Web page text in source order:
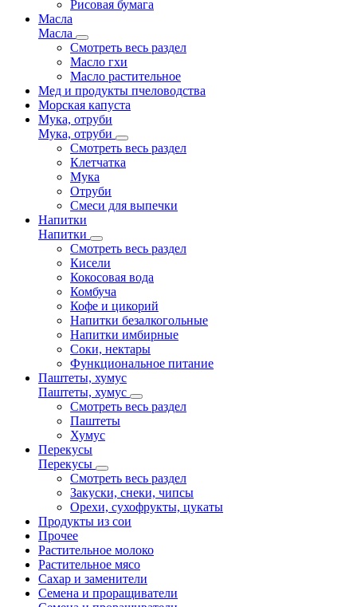
Рисовая бумага
Масла
Масла
Смотреть весь раздел
Масло гхи
Масло растительное
Мед и продукты пчеловодства
Морская капуста
Мука, отруби
Мука, отруби
Смотреть весь раздел
Клетчатка
Мука
Отруби
Смеси для выпечки
Напитки
Напитки
Смотреть весь раздел
Кисели
Кокосовая вода
Комбуча
Кофе и цикорий
Напитки безалкогольные
Напитки имбирные
Соки, нектары
Функциональное питание
Паштеты, хумус
Паштеты, хумус
Смотреть весь раздел
Паштеты
Хумус
Перекусы
Перекусы
Смотреть весь раздел
Закуски, снеки, чипсы
Орехи, сухофрукты, цукаты
Продукты из сои
Прочее
Растительное молоко
Растительное мясо
Сахар и заменители
Семена и проращиватели